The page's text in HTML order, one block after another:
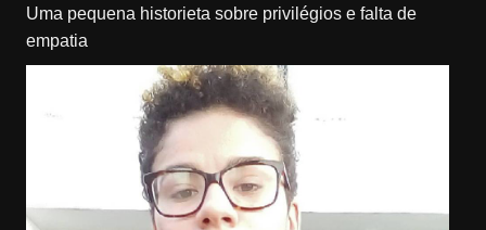
Uma pequena historieta sobre privilégios e falta de
empatia